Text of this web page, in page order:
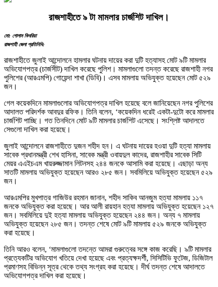
রাজশাহীতে ৯ টা মামলার চার্জশিট দাখিল।
মো: গোলাম কিবরিয়া
রাজশাহী জেলা প্রতিনিধি:
রাজশাহীতে জুলাই আন্দোলনে হামলার ঘটনায় দায়ের করা দুটি হত্যাসহ মোট ৯টি মামলার
অভিযোগপত্র (চার্জসীট) দাখিল করেছে পুলিশ। মামলাগুলো তদন্ত করেছে রাজশাহী নগর
পুলিশের (আরএমপি) গোয়েন্দা শাখা (ডিবি)। এসব মামলায় অভিযুক্ত হয়েছেন মোট ৫২৯
জন।
গেল কয়েকদিনে মামলাগুলোর অভিযোগপত্র দাখিল হয়েছে বলে জানিয়েছেন নগর পুলিশের
আদালত পরিদর্শক আবদুর রফিক। তিনি বলেন, ‘কয়েকদিন ধরেই একটা-দুটো করে মামলার
চার্জশিট পাচ্ছি। গত তিনদিনে মোট ৯টি মামলার চার্জশিট এসেছে। সংশ্লিষ্ট আদালতে
সেগুলো দাখিল করা হয়েছে।
জুলাই আন্দোলনে রাজশাহীতে দুজন শহীদ হন। এ ঘটনায় দায়ের হওয়া দুটি হত্যা মামলায়
সাবেক প্রধানমন্ত্রী শেখ হাসিনা, সাবেক মন্ত্রী ওবায়দুল কাদের, রাজশাহীর সাবেক সিটি
মেয়র এএইচএম খায়রুজ্জামান লিটনসহ ২৪৪ জনকে আসামি করা হয়েছে। এছাড়া অন্য
সাতটি মামলায় অভিযুক্ত হয়েছেন আরও ২৮৫ জন। সবমিলিয়ে অভিযুক্ত হয়েছেন ৫২৯
জন।
আরএমপির মুখপাত্র গাজিউর রহমান জানান, শহীদ সাকিব আনজুম হত্যা মামলায় ১১৭
জনকে অভিযুক্ত করা হয়েছে। আর আলী রায়হান হত্যা মামলায় অভিযুক্ত হয়েছেন ১২৭
জন। সবমিলিয়ে দুই হত্যা মামলায় অভিযুক্ত হয়েছেন ২৪৪ জন। অন্য ৭ মামলায়
অভিযুক্ত হয়েছেন ২৮৫ জন। তদন্ত শেষে মোট ৯টি মামলায় ৫২৯ জনকে অভিযুক্ত
করা হয়েছে।
তিনি আরও বলেন, ‘মামলাগুলো তদন্তে আমরা গুরুত্বের সঙ্গে কাজ করেছি। ৯টি মামলার
প্রত্যেকটির অভিযোগ খতিয়ে দেখা হয়েছে এবং প্রত্যক্ষদর্শী, সিসিটিভি ফুটেজ, ডিজিটাল
প্রমাণসহ বিভিন্ন সূত্র থেকে তথ্য সংগ্রহ করা হয়েছে। দীর্ঘ তদন্ত শেষে আদালতে
অভিযোগপত্র দাখিল করা হয়েছে।